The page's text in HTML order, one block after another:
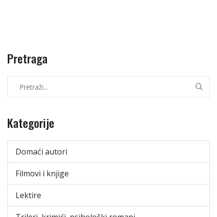
Pretraga
Kategorije
Domaći autori
Filmovi i knjige
Lektire